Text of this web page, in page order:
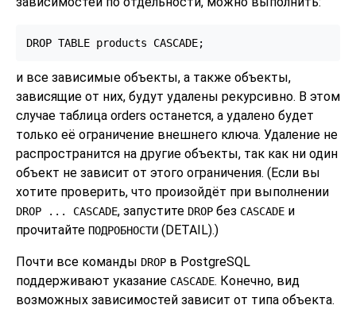
и все зависимые объекты, а также объекты,
зависящие от них, будут удалены рекурсивно. В этом
случае таблица orders останется, а удалено будет
только её ограничение внешнего ключа. Удаление не
распространится на другие объекты, так как ни один
объект не зависит от этого ограничения. (Если вы
хотите проверить, что произойдёт при выполнении
DROP ... CASCADE, запустите DROP без CASCADE и
прочитайте ПОДРОБНОСТИ (DETAIL).)
Почти все команды DROP в PostgreSQL
поддерживают указание CASCADE. Конечно, вид
возможных зависимостей зависит от типа объекта.